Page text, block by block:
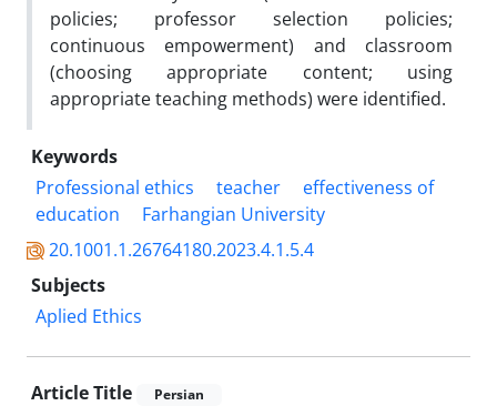
policies; professor selection policies;
continuous empowerment) and classroom
(choosing appropriate content; using
appropriate teaching methods) were identified.
Keywords
Professional ethics
teacher
effectiveness of
education
Farhangian University
20.1001.1.26764180.2023.4.1.5.4
Subjects
Aplied Ethics
Article Title Persian